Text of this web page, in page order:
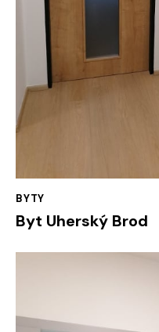
BYTY
Byt Uherský Brod